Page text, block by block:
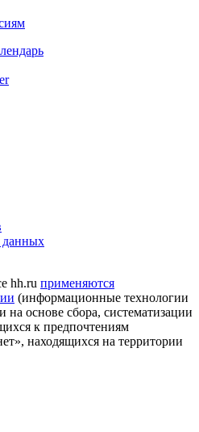
данных
hh.ru применяются
(информационные технологии
основе сбора, систематизации
к предпочтениям
находящихся на территории